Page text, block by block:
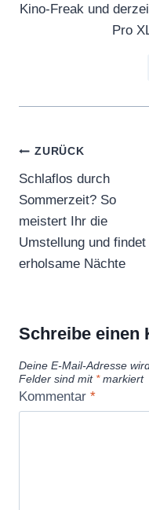
Kino-Freak und
Pro
ZURÜCK
Schlaflos durch
Sommerzeit? So
meistert Ihr die
Umstellung und findet
erholsame Nächte
Schreibe einen
Deine E-Mail-Adresse
Felder sind mit *markiert
Kommentar *